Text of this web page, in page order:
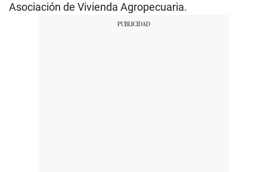
Asociación de Vivienda Agropecuaria.